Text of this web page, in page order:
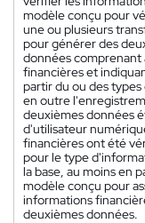
modèle conçu pour
une ou plusieurs
pour générer des
données
financières et
partir du ou des
en outre
deuxièmes données
d'utilisateur
financières ont été
pour le type
la base, au moins en
modèle conçu pour
informations
deuxièmes données.